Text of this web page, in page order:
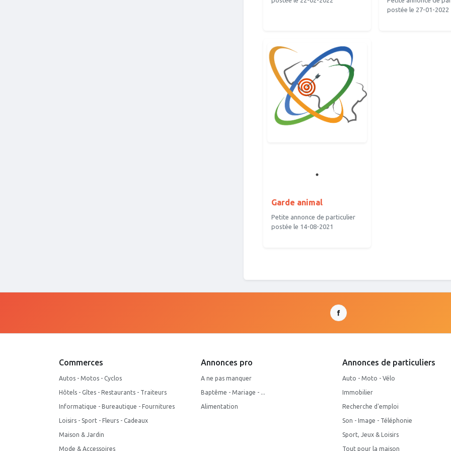
postée le 27-01-2022
Garde animal
Petite annonce de particulier
postée le 14-08-2021
Commerces
Autos - Motos - Cyclos
Hôtels - Gîtes - Restaurants - Traiteurs
Informatique - Bureautique - Fournitures
Loisirs - Sport - Fleurs - Cadeaux
Maison & Jardin
Mode & Accessoires
Annonces pro
A ne pas manquer
Baptême - Mariage - ...
Alimentation
Annonces de particuliers
Auto - Moto - Vélo
Immobilier
Recherche d'emploi
Son - Image - Téléphonie
Sport, Jeux & Loisirs
Tout pour la maison